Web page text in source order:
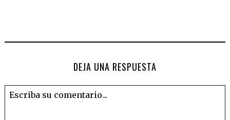
DEJA UNA RESPUESTA